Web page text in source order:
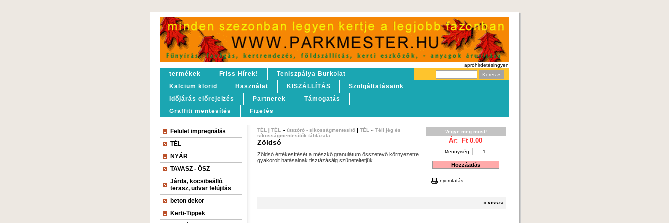
apróhirdetésingyen
termékek Friss Hírek!
Teniszpálya Burkolat
Kalcium klorid
Használat KISZÁLLÍTÁS
Szolgáltatásaink
Időjárás előrejelzés
Partnerek
Támogatás
Graffiti mentesítés
Fizetés
Felület impregnálás
TÉL
NYÁR
TAVASZ - ŐSZ
Járda, kocsibeálló,
terasz, udvar felújitás
beton dekor
Kerti-Tippek
Vegye meg most!
Ár: Ft 0.00
Mennyiség:
nyomtatás
TÉL | TÉL » útszóró - síkosságmentesítő| TÉL » Téli jég és
síkosságmentesítők táblázata
Zöldsó
Zöldsó értékesítését a mészkő granulátum összetevő környezetre
gyakorolt hatásainak tisztázásáig szüneteltetjük
« vissza